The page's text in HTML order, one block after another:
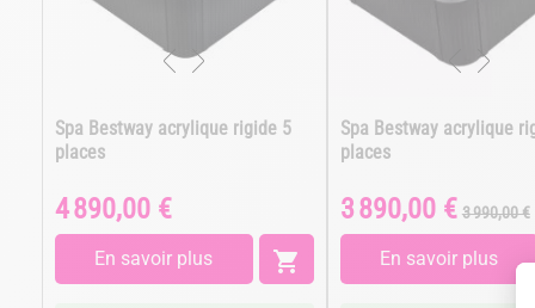
Spa Bestway acrylique rigide 5
places
Prix
4 890,00 €
En savoir plus 
Spa Bestway acrylique
places
Prix
3 890,00 € Prix
de
base
3 990,00 €
En savoir plus